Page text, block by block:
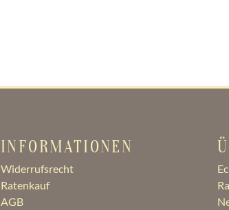
INFORMATIONEN
Widerrufsrecht
Ratenkauf
AGB